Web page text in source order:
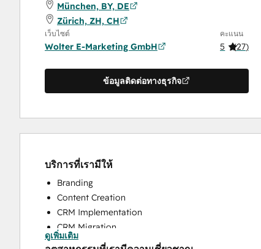
München, BY, DE
Zürich, ZH, CH
เว็บไซต์
Wolter E-Marketing GmbH
คะแนน
5 (27)
ข้อมูลติดต่อทางธุรกิจ
บริการที่เรามีให้
Branding
Content Creation
CRM Implementation
CRM Migration
Custom API Integrations
ดูเพิ่มเติม